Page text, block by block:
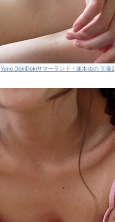
Yuno DokiDokiサマーランド・並木ゆの 画像2